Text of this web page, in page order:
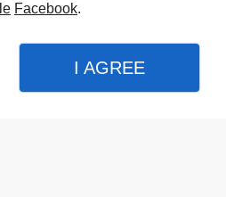
Facebook.
I AGREE